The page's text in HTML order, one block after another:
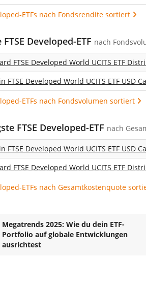
ETFs nach Fondsrendite sortiert
Developed-ETF nach
FTSE Developed World UCITS ETF
FTSE Developed World UCITS ETF USD
ETFs nach Fondsvolumen sortiert
FTSE Developed-ETF nach
FTSE Developed World UCITS ETF USD
FTSE Developed World UCITS ETF
ETFs nach Gesamtkostenquote
Megatrends 2025: Wie du dein ETF-
Portfolio auf globale Entwicklungen
ausrichtest